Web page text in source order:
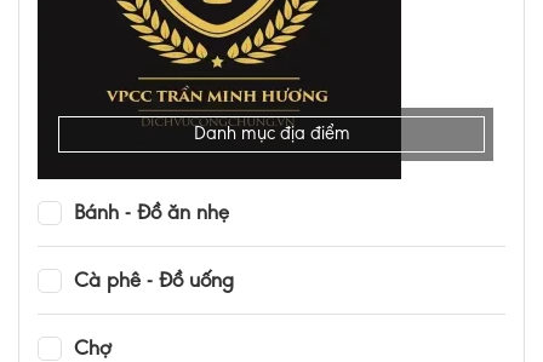
Danh mục địa điểm
Bánh - Đồ ăn nhẹ
Cà phê - Đồ uống
Chợ